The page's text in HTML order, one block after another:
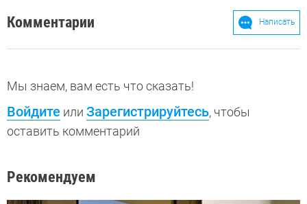
Комментарии Написать
Мы знаем, вам есть что сказать!
Войдите или Зарегистрируйтесь, чтобы
оставить комментарий
Рекомендуем